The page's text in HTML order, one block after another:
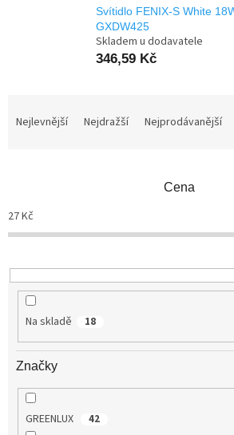
Svítidlo FENIX-S White
GXDW425
Skladem u dodavatele
346,59 Kč
p
u
Nejlevnější Nejdražší Nejprodávanější
Cena
27Kč
Na skladě 18
Značky
GREENLUX 42